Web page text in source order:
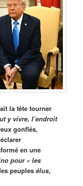
la tête tourner
y vivre, l’endroit
gonflés,
en une
pour « les
peuplesélus,